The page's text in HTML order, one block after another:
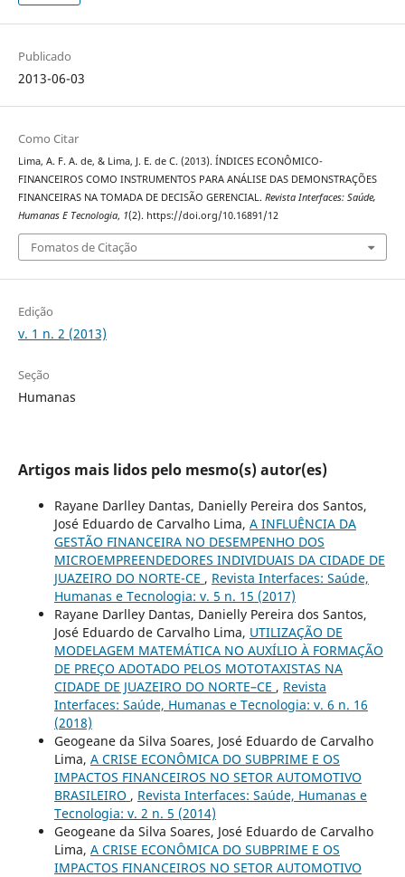
Publicado
2013-06-03
Como Citar
Lima, A. F. A. de, & Lima, J. E. de C. (2013). ÍNDICES ECONÔMICO-
FINANCEIROS COMO INSTRUMENTOS PARA ANÁLISE DAS DEMONSTRAÇÕES
FINANCEIRAS NA TOMADA DE DECISÃO GERENCIAL. Revista Interfaces: Saúde,
Humanas E Tecnologia, 1(2). https://doi.org/10.16891/12
Fomatos de Citação
Edição
v. 1 n. 2 (2013)
Seção
Humanas
Artigos mais lidos pelo mesmo(s) autor(es)
Rayane Darlley Dantas, Danielly Pereira dos Santos,
José Eduardo de Carvalho Lima, A INFLUÊNCIA DA
GESTÃO FINANCEIRA NO DESEMPENHO DOS
MICROEMPREENDEDORES INDIVIDUAIS DA CIDADE DE
JUAZEIRO DO NORTE-CE , Revista Interfaces: Saúde,
Humanas e Tecnologia: v. 5 n. 15 (2017)
Rayane Darlley Dantas, Danielly Pereira dos Santos,
José Eduardo de Carvalho Lima, UTILIZAÇÃO DE
MODELAGEM MATEMÁTICA NO AUXÍLIO À FORMAÇÃO
DE PREÇO ADOTADO PELOS MOTOTAXISTAS NA
CIDADE DE JUAZEIRO DO NORTE–CE , Revista
Interfaces: Saúde, Humanas e Tecnologia: v. 6 n. 16
(2018)
Geogeane da Silva Soares, José Eduardo de Carvalho
Lima, A CRISE ECONÔMICA DO SUBPRIME E OS
IMPACTOS FINANCEIROS NO SETOR AUTOMOTIVO
BRASILEIRO , Revista Interfaces: Saúde, Humanas e
Tecnologia: v. 2 n. 5 (2014)
Geogeane da Silva Soares, José Eduardo de Carvalho
Lima, A CRISE ECONÔMICA DO SUBPRIME E OS
IMPACTOS FINANCEIROS NO SETOR AUTOMOTIVO